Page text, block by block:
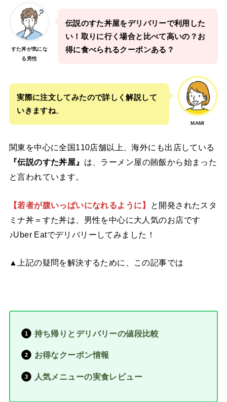
すた丼が気にな
る男性
伝説のすた丼屋をデリバリーで利用した
い！取りに行く場合と比べて高いの？お
得に食べられるクーポンある？
MAMI
実際に注文してみたので詳しく解説して
いきますね。
関東を中心に全国110店舗以上、海外にも出店している
『伝説のすた丼屋』 は、ラーメン屋の賄飯から始まった
と言われています。
【若者が腹いっぱいになれるように】
と開発されたスタ
ミナ丼＝すた丼は、男性を中心に大人気のお店です
♪Uber Eatでデリバリーしてみました！
▲上記の疑問を解決するために、この記事では
持ち帰りとデリバリーの値段比較
お得なクーポン情報
人気メニューの実食レビュー